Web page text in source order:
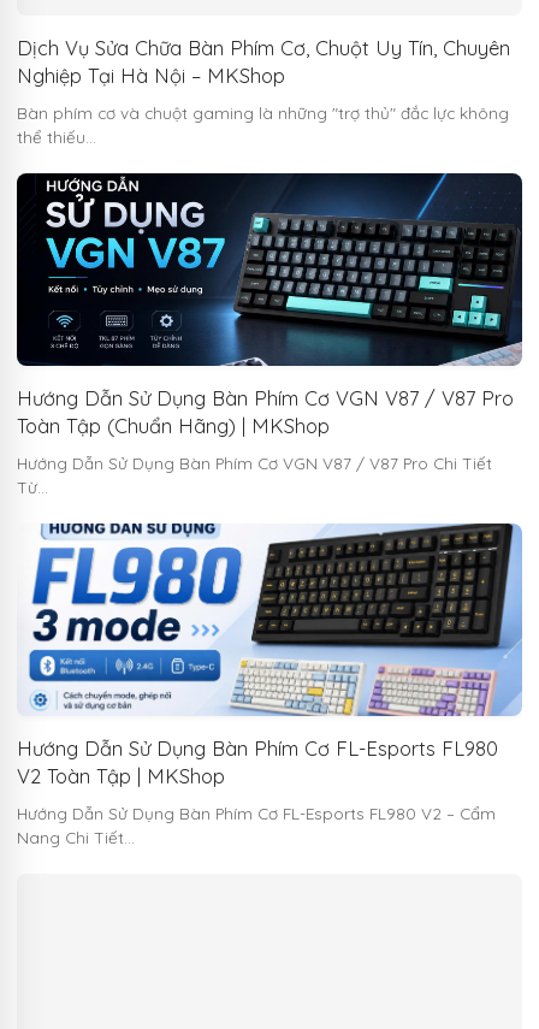
Dịch Vụ Sửa Chữa Bàn Phím Cơ, Chuột Uy Tín, Chuyên
Nghiệp Tại Hà Nội – MKShop
Bàn phím cơ và chuột gaming là những "trợ thủ" đắc lực không
thể thiếu…
Hướng Dẫn Sử Dụng Bàn Phím Cơ VGN V87 / V87 Pro
Toàn Tập (Chuẩn Hãng) | MKShop
Hướng Dẫn Sử Dụng Bàn Phím Cơ VGN V87 / V87 Pro Chi Tiết
Từ…
Hướng Dẫn Sử Dụng Bàn Phím Cơ FL-Esports FL980
V2 Toàn Tập | MKShop
Hướng Dẫn Sử Dụng Bàn Phím Cơ FL-Esports FL980 V2 – Cẩm
Nang Chi Tiết…